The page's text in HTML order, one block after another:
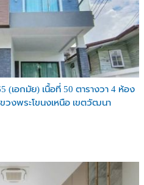
(เอกมัย) เนื้อที่ 50 ตารางวา 4 ห้อง
วงพระโขนงเหนือ เขตวัฒนา